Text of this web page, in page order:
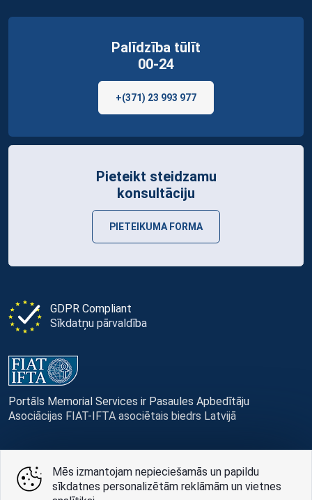
GDPR Compliant
Sīkdatņu pārvaldība
Portāls Memorial Services ir Pasaules Apbedītāju
Asociācijas FIAT-IFTA asociētais biedrs Latvijā
Palīdzība tūlīt
00-24
+(371) 23 993 977
Pieteikt steidzamu
konsultāciju
PIETEIKUMA FORMA
© Memorial Services, 2016 — 2026 pr3-g
Mēs izmantojam nepieciešamās un papildu
sīkdatnes personalizētām reklāmām un vietnes